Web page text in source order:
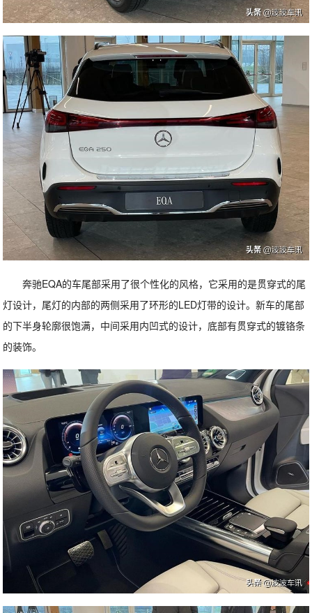
奔驰EQA的车尾部采用了很个性化的风格，它采用的是贯穿式的尾
灯设计，尾灯的内部的两侧采用了环形的LED灯带的设计。新车的尾部
的下半身轮廓很饱满，中间采用内凹式的设计，底部有贯穿式的镀铬条
的装饰。